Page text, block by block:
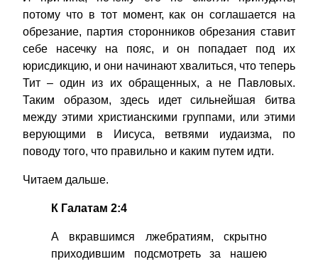
потому что в тот момент, как он соглашается на
обрезание, партия сторонников обрезания ставит
себе насечку на пояс, и он попадает под их
юрисдикцию, и они начинают хвалиться, что теперь
Тит – один из их обращенных, а не Павловых.
Таким образом, здесь идет сильнейшая битва
между этими христианскими группами, или этими
верующими в Иисуса, ветвями иудаизма, по
поводу того, что правильно и каким путем идти.
Читаем дальше.
К Галатам 2:4
А вкравшимся лжебратиям, скрытно
приходившим подсмотреть за нашею